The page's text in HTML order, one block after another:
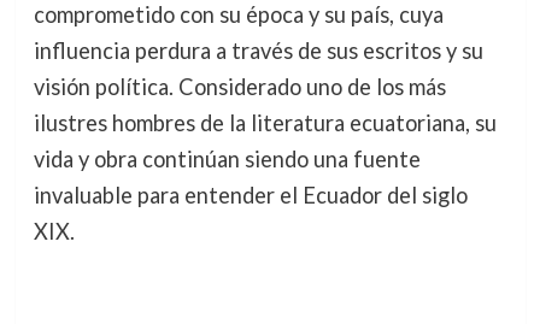
comprometido con su época y su país, cuya
influencia perdura a través de sus escritos y su
visión política. Considerado uno de los más
ilustres hombres de la literatura ecuatoriana, su
vida y obra continúan siendo una fuente
invaluable para entender el Ecuador del siglo
XIX.